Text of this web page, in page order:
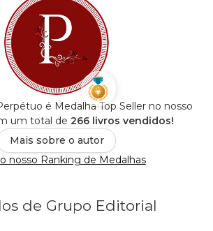
é Medalha Top Seller no nosso
um total de 266 livros vendidos!
Mais sobre o autor
nosso Ranking de Medalhas
de Grupo Editorial